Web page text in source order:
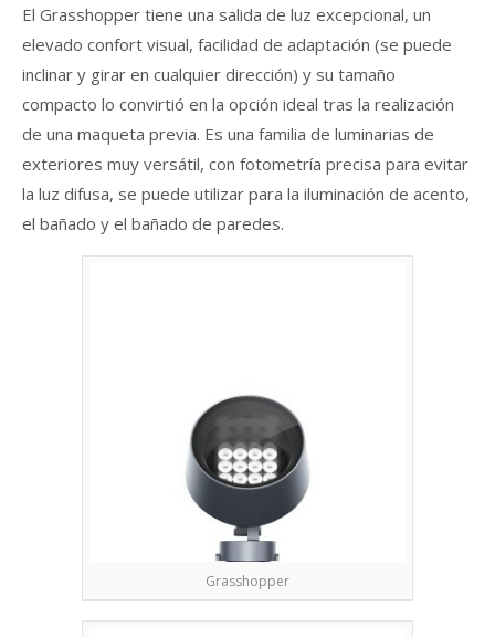
El Grasshopper tiene una salida de luz excepcional, un
elevado confort visual, facilidad de adaptación (se puede
inclinar y girar en cualquier dirección) y su tamaño
compacto lo convirtió en la opción ideal tras la realización
de una maqueta previa. Es una familia de luminarias de
exteriores muy versátil, con fotometría precisa para evitar
la luz difusa, se puede utilizar para la iluminación de acento,
el bañado y el bañado de paredes.
Grasshopper